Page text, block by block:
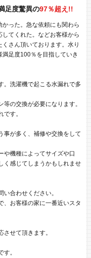
足度驚異の97％超え!!
かった。急な依頼にも関わら
してくれた。などお客様から
くさん頂いております。水り
満足度100％を目指していき
。洗濯機で起こる水漏れで多
の交換が必要になります。
す。
事が多く、補修や交換をして
や機種によってサイズや口
く感じてしまうかもしれませ
合わせください。
、お客様の家に一番近いスタ
せて頂きます。
。